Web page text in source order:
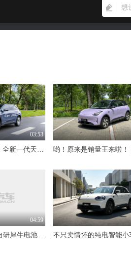
03:53
限时价17.99万元！全新一代天工08 670 Max重磅上市，限时六重大礼
04:59
标配600km续航+自研犀牛电池 抢先体验奇瑞风云T7